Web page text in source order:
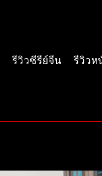
รีวิวซีรีย์จีน รีวิวห